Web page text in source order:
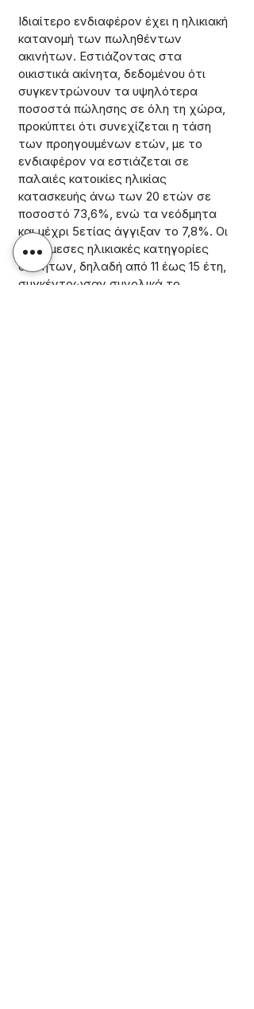
Ιδιαίτερο ενδιαφέρον έχει η ηλικιακή
κατανομή των πωληθέντων
ακινήτων. Εστιάζοντας στα
οικιστικά ακίνητα, δεδομένου ότι
συγκεντρώνουν τα υψηλότερα
ποσοστά πώλησης σε όλη τη χώρα,
προκύπτει ότι συνεχίζεται η τάση
των προηγουμένων ετών, με το
ενδιαφέρον να εστιάζεται σε
παλαιές κατοικίες ηλικίας
κατασκευής άνω των 20 ετών σε
ποσοστό 73,6%, ενώ τα νεόδμητα
και μέχρι 5ετίας άγγιξαν το 7,8%. Οι
ενδιάμεσες ηλικιακές κατηγορίες
ακινήτων, δηλαδή από 11 έως 15 έτη,
συγκέντρωσαν συνολικά το